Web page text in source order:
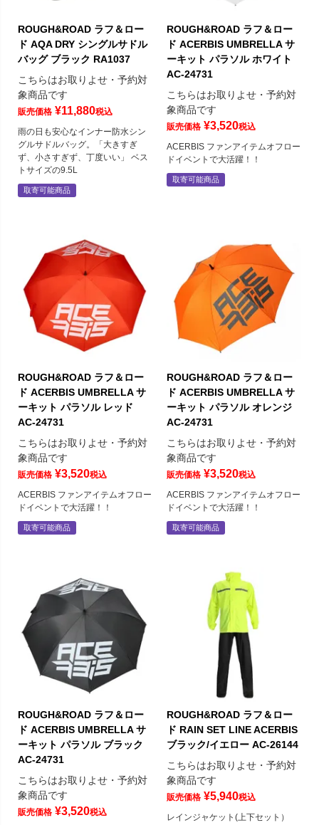
ROUGH&ROAD ラフ＆ロー
ド AQA DRY シングルサドル
バッグ ブラック RA1037
こちらはお取りよせ・予約対
象商品です
販売価格 ¥11,880税込
雨の日も安心なインナー防水シン
グルサドルバッグ。「大きすぎ
ず、小さすぎず、丁度いい」 ベス
トサイズの9.5L
取寄可能商品
ROUGH&ROAD ラフ＆ロー
ド ACERBIS UMBRELLA サ
ーキット パラソル ホワイト
AC-24731
こちらはお取りよせ・予約対
象商品です
販売価格 ¥3,520税込
ACERBIS ファンアイテムオフロー
ドイベントで大活躍！！
取寄可能商品
ROUGH&ROAD ラフ＆ロー
ド ACERBIS UMBRELLA サ
ーキット パラソル レッド
AC-24731
こちらはお取りよせ・予約対
象商品です
販売価格 ¥3,520税込
ACERBIS ファンアイテムオフロー
ドイベントで大活躍！！
取寄可能商品
ROUGH&ROAD ラフ＆ロー
ド ACERBIS UMBRELLA サ
ーキット パラソル オレンジ
AC-24731
こちらはお取りよせ・予約対
象商品です
販売価格 ¥3,520税込
ACERBIS ファンアイテムオフロー
ドイベントで大活躍！！
取寄可能商品
ROUGH&ROAD ラフ＆ロー
ド ACERBIS UMBRELLA サ
ーキット パラソル ブラック
AC-24731
こちらはお取りよせ・予約対
象商品です
販売価格 ¥3,520税込
ROUGH&ROAD ラフ＆ロー
ド RAIN SET LINE ACERBIS
ブラック/イエロー AC-26144
こちらはお取りよせ・予約対
象商品です
販売価格 ¥5,940税込
レインジャケット(上下セット）